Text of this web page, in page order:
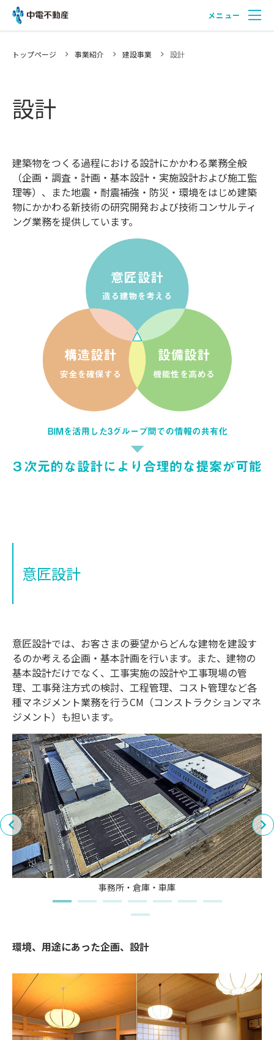
中電不動産について
事業紹介
会社紹介
メニュー
トップページ 事業紹介 建設事業 設計
設計
建築物をつくる過程における設計にかかわる業務全般
（企画・調査・計画・基本設計・実施設計および施工監
理等）、また地震・耐震補強・防災・環境をはじめ建築
物にかかわる新技術の研究開発および技術コンサルティ
ング業務を提供しています。
意匠設計
意匠設計では、お客さまの要望からどんな建物を建設す
るのか考える企画・基本計画を行います。また、建物の
基本設計だけでなく、工事実施の設計や工事現場の管
理、工事発注方式の検討、工程管理、コスト管理など各
種マネジメント業務を行うCM（コンストラクションマネ
ジメント）も担います。
事務所・倉庫・車庫
環境、用途にあった企画、設計